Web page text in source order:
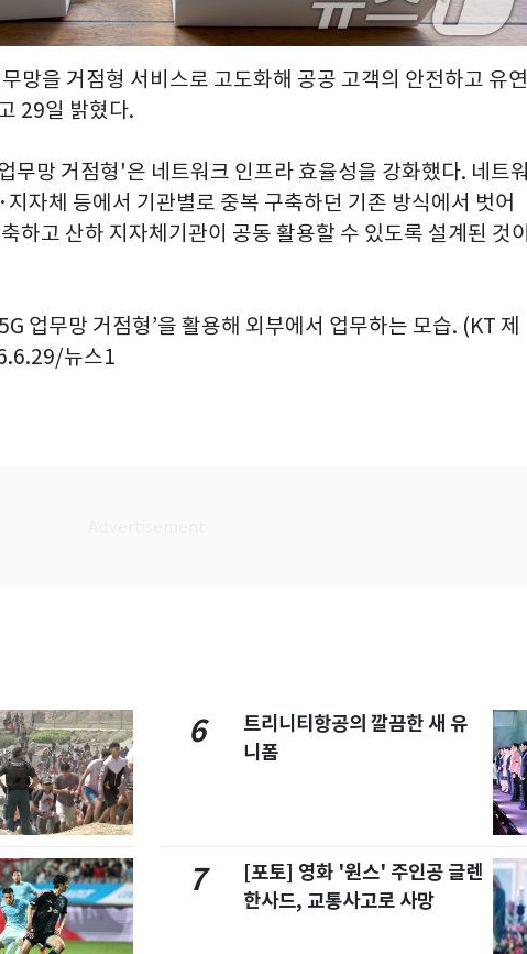
망을 거점형 서비스로 고도화해 공공 고객의 안전하고 유연
29일 밝혔다.
무망 거점형'은 네트워크 인프라 효율성을 강화했다. 네트워
자체 등에서 기관별로 중복 구축하던 기존 방식에서 벗어
하고 산하 지자체기관이 공동 활용할 수 있도록 설계된 것이
업무망 거점형’을 활용해 외부에서 업무하는 모습. (KT 제
뉴스1
6
트리니티항공의 깔끔한 새 유
니폼
7
[포토] 영화 '원스' 주인공 글렌
한사드, 교통사고로 사망